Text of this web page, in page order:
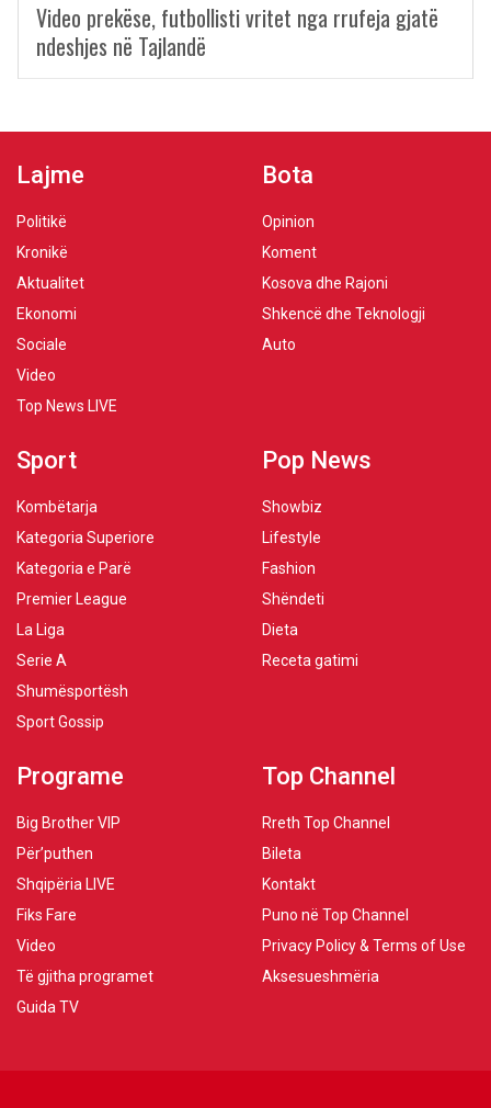
Video prekëse, futbollisti vritet nga rrufeja gjatë
ndeshjes në Tajlandë
Lajme
Politikë
Kronikë
Aktualitet
Ekonomi
Sociale
Video
Top News LIVE
Bota
Opinion
Koment
Kosova dhe Rajoni
Shkencë dhe Teknologji
Auto
Sport
Kombëtarja
Kategoria Superiore
Kategoria e Parë
Premier League
La Liga
Serie A
Shumësportësh
Sport Gossip
Pop News
Showbiz
Lifestyle
Fashion
Shëndeti
Dieta
Receta gatimi
Programe
Big Brother VIP
Për’puthen
Shqipëria LIVE
Fiks Fare
Video
Të gjitha programet
Guida TV
Top Channel
Rreth Top Channel
Bileta
Kontakt
Puno në Top Channel
Privacy Policy & Terms of Use
Aksesueshmëria